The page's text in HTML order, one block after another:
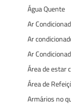
Água Quente
Ar
Ar
Ar
Área de estar
Área de
Armários no